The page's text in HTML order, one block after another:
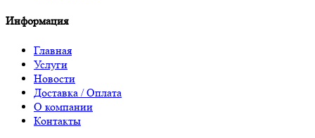
Информация
Главная
Услуги
Новости
Доставка / Оплата
О компании
Контакты